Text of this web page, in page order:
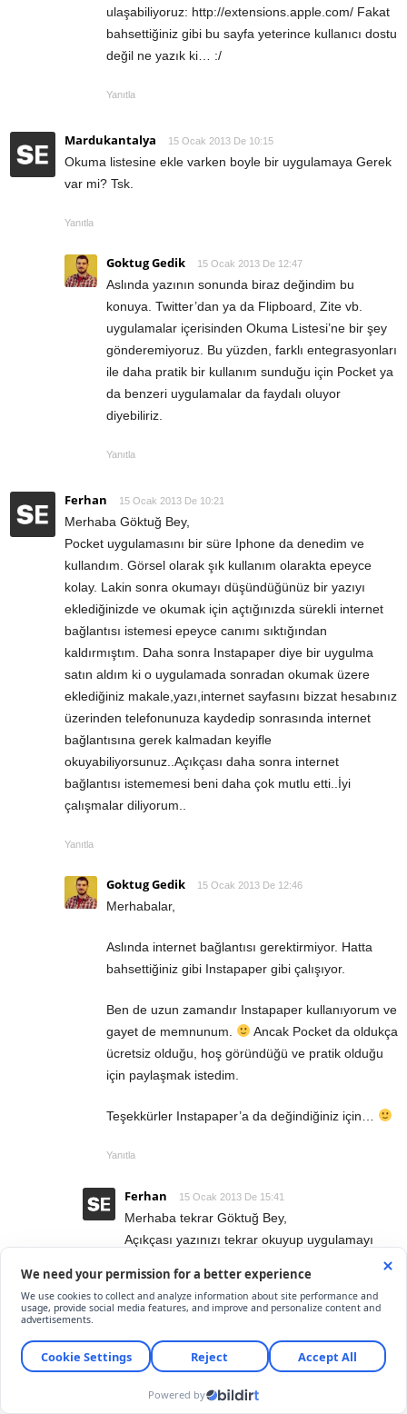
ulaşabiliyoruz: http://extensions.apple.com/ Fakat
bahsettiğiniz gibi bu sayfa yeterince kullanıcı dostu
değil ne yazık ki… :/
Yanıtla
Mardukantalya 15 Ocak 2013 De 10:15
Okuma listesine ekle varken boyle bir uygulamaya Gerek
var mi? Tsk.
Yanıtla
Goktug Gedik 15 Ocak 2013 De 12:47
Aslında yazının sonunda biraz değindim bu
konuya. Twitter’dan ya da Flipboard, Zite vb.
uygulamalar içerisinden Okuma Listesi’ne bir şey
gönderemiyoruz. Bu yüzden, farklı entegrasyonları
ile daha pratik bir kullanım sunduğu için Pocket ya
da benzeri uygulamalar da faydalı oluyor
diyebiliriz.
Yanıtla
Ferhan 15 Ocak 2013 De 10:21
Merhaba Göktuğ Bey,
Pocket uygulamasını bir süre Iphone da denedim ve
kullandım. Görsel olarak şık kullanım olarakta epeyce
kolay. Lakin sonra okumayı düşündüğünüz bir yazıyı
eklediğinizde ve okumak için açtığınızda sürekli internet
bağlantısı istemesi epeyce canımı sıktığından
kaldırmıştım. Daha sonra Instapaper diye bir uygulma
satın aldım ki o uygulamada sonradan okumak üzere
eklediğiniz makale,yazı,internet sayfasını bizzat hesabınız
üzerinden telefonunuza kaydedip sonrasında internet
bağlantısına gerek kalmadan keyifle
okuyabiliyorsunuz..Açıkçası daha sonra internet
bağlantısı istememesi beni daha çok mutlu etti..İyi
çalışmalar diliyorum..
Yanıtla
Goktug Gedik 15 Ocak 2013 De 12:46
Merhabalar,
Aslında internet bağlantısı gerektirmiyor. Hatta
bahsettiğiniz gibi Instapaper gibi çalışıyor.
Ben de uzun zamandır Instapaper kullanıyorum ve
gayet de memnunum.
Ancak Pocket da oldukça
ücretsiz olduğu, hoş göründüğü ve pratik olduğu
için paylaşmak istedim.
Teşekkürler Instapaper’a da değindiğiniz için…
Yanıtla
Ferhan 15 Ocak 2013 De 15:41
Merhaba tekrar Göktuğ Bey,
Açıkçası yazınızı tekrar okuyup uygulamayı
kullandım. Kesinlikle haklısınız sonradan
okumak istediğimiz sayfayı bir kez indirdikten
yönlendirme ve bilgilendirmem için özür dilerim.
Gayet güzel ve keyifli çalışıyor. Tekrar sizin
sayenizde kullanmaya başladım. Teşekkür